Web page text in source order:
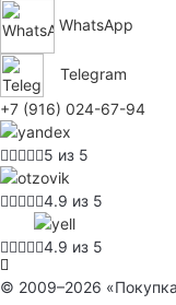
WhatsApp
Telegram
+7 (916) 024-67-94
5 из 5
4.9 из 5
4.9 из 5
© 2009–2026